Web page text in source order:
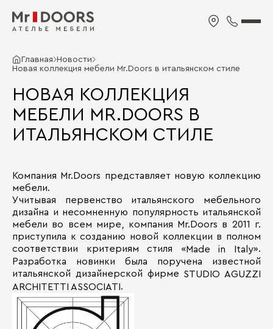
Главная
Новости
Новая коллекция мебели Mr.Doors в итальянском стиле
НОВАЯ КОЛЛЕКЦИЯ
МЕБЕЛИ MR.DOORS В
ИТАЛЬЯНСКОМ СТИЛЕ
Компания Mr.Doors представляет новую коллекцию
мебели.
Учитывая первенство итальянского мебельного
дизайна и несомненную популярность итальянской
мебели во всем мире, компания Mr.Doors в 2011 г.
приступила к созданию новой коллекции в полном
соответствии критериям стиля «Made in Italy».
Разработка новинки была поручена известной
итальянской дизайнерской фирме STUDIO AGUZZI
ARCHITETTI ASSOCIATI .